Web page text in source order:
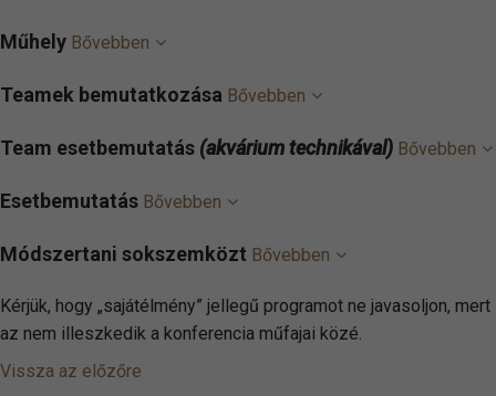
Műhely Bővebben
Teamek bemutatkozása Bővebben
Team esetbemutatás (akvárium technikával) Bővebben
Esetbemutatás Bővebben
Módszertani sokszemközt Bővebben
Kérjük, hogy „sajátélmény” jellegű programot ne javasoljon, mert
az nem illeszkedik a konferencia műfajai közé.
Vissza az előzőre